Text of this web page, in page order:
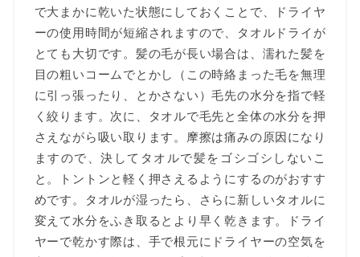
で大まかに乾いた状態にしておくことで、ドライヤ
ーの使用時間が短縮されますので、タオルドライが
とても大切です。髪の毛が長い場合は、濡れた髪を
目の粗いコームでとかし（この時絡まった毛を無理
に引っ張ったり、とかさない）毛先の水分を指で軽
く絞ります。次に、タオルで毛先と全体の水分を押
さえながら吸い取ります。摩擦は痛みの原因になり
ますので、決してタオルで髪をゴシゴシしないこ
と。トントンと軽く押さえるようにするのがおすす
めです。タオルが湿ったら、さらに新しいタオルに
変えて水分をふき取るとより早く乾きます。ドライ
ヤーで乾かす際は、手で根元にドライヤーの空気を